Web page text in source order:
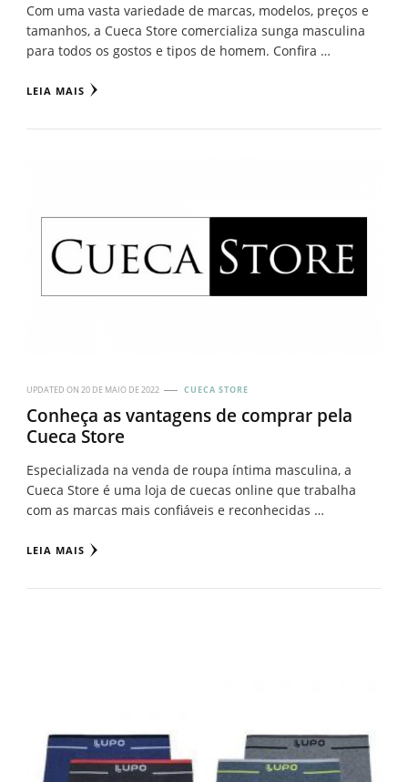
Com uma vasta variedade de marcas, modelos, preços e
tamanhos, a Cueca Store comercializa sunga masculina
para todos os gostos e tipos de homem. Confira …
LEIA MAIS
UPDATED ON 20 DE MAIO DE 2022 CUECA STORE
Conheça as vantagens de comprar pela
Cueca Store
Especializada na venda de roupa íntima masculina, a
Cueca Store é uma loja de cuecas online que trabalha
com as marcas mais confiáveis e reconhecidas …
LEIA MAIS